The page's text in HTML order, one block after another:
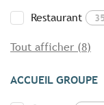
Restaurant
Tout afficher (8)
ACCUEIL GROUPE